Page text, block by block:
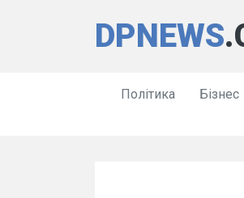
DPNEWS
Політика Бізнес